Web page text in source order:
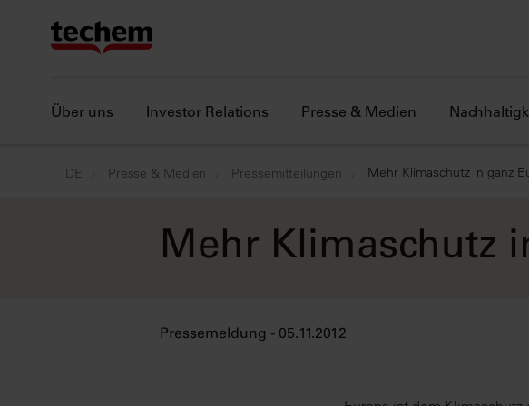
Über uns Investor Relations Presse & Medien
DE Presse & Medien Pressemitteilungen Mehr Klimaschutz in ganz
Mehr Klimaschutz
Pressemeldung - 05.11.2012